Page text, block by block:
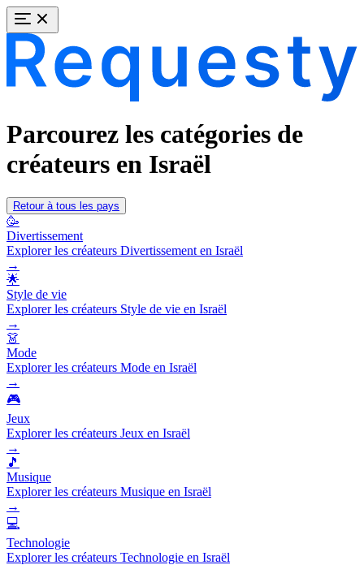
Parcourez les catégories de
créateurs en Israël
Retour à tous les pays
🥳
Divertissement
Explorer les créateurs Divertissement en Israël
→
🌟
Style de vie
Explorer les créateurs Style de vie en Israël
→
👗
Mode
Explorer les créateurs Mode en Israël
→
🎮
Jeux
Explorer les créateurs Jeux en Israël
→
🎵
Musique
Explorer les créateurs Musique en Israël
→
💻
Technologie
Explorer les créateurs Technologie en Israël